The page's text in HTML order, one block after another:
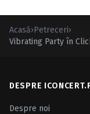
Acasă›Petreceri›
Vibrating Party în
DESPRE
Despre noi